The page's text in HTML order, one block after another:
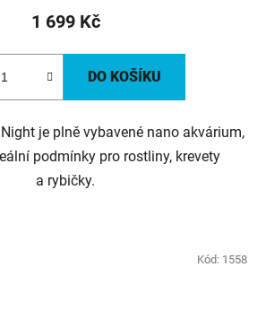
1 699 Kč
DO KOŠÍKU
je plně vybavené nano akvárium,
podmínky pro rostliny, krevety
a rybičky.
Kód: 1558